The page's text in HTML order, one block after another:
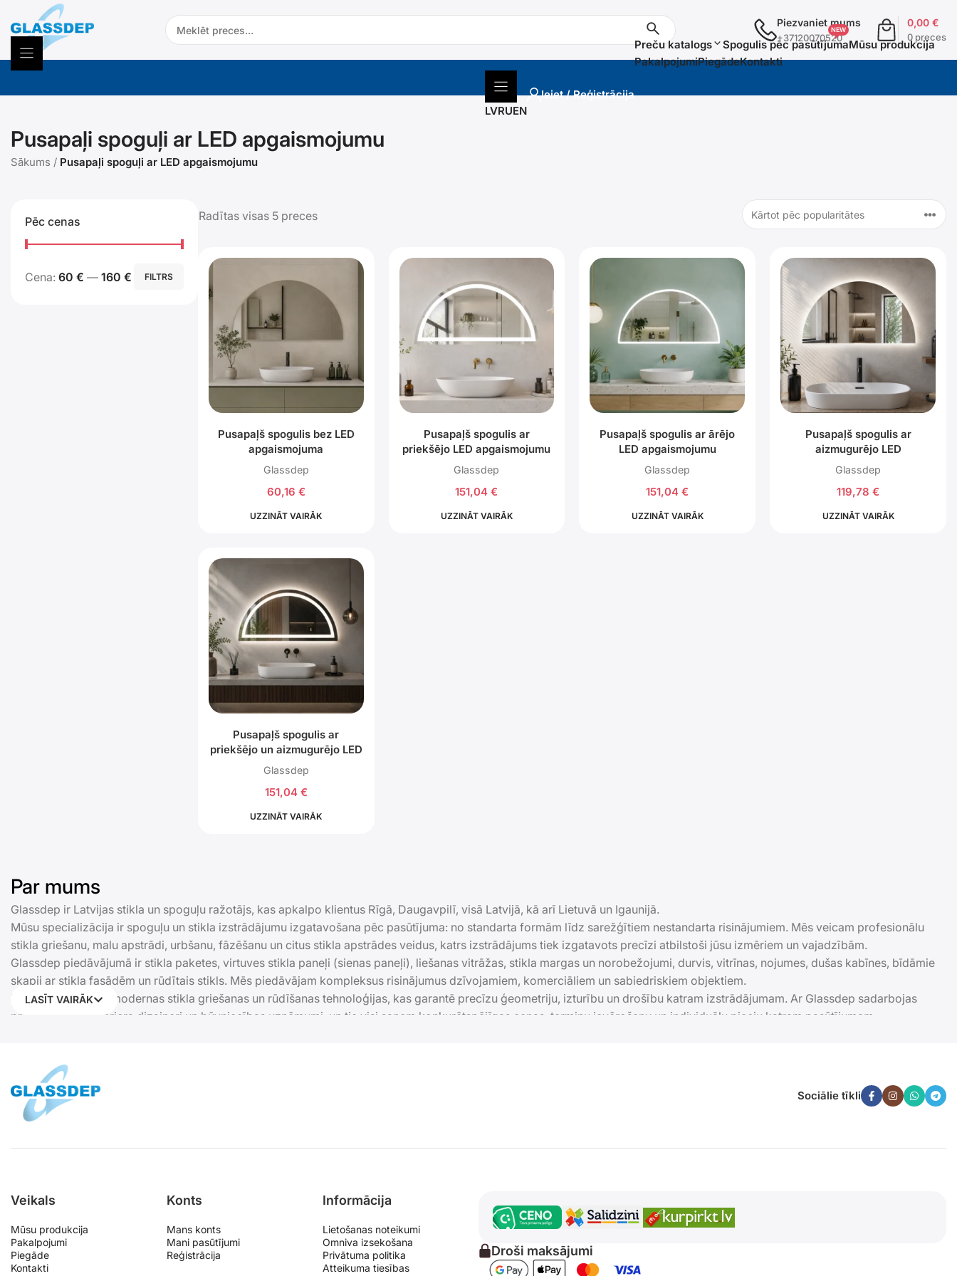
uz
Search: Piezvaniet mums
+37120070520
0,00 €
0 preces
Preču katalogs Spogulis pēc pasūtījumaMūsu produkcija
PakalpojumiPiegādeKontakti
LVRUEN
Ieiet / Reģistrācija
Pusapaļi spoguļi ar LED apgaismojumu
Sākums / Pusapaļi spoguļi ar LED apgaismojumu
Radītas visas 5 preces
Pusapaļš spogulis bez LED
apgaismojuma
Glassdep
60,16 €
UZZINĀT VAIRĀK
Pusapaļš spogulis ar
priekšējo LED apgaismojumu
Glassdep
151,04€
UZZINĀT VAIRĀK
Pusapaļš spogulis ar ārējo
LED apgaismojumu
Glassdep
151,04€
UZZINĀT VAIRĀK
Pusapaļš spogulis ar
aizmugurējo LED
apgaismojumu
Glassdep
119,78€
UZZINĀT VAIRĀK
Pusapaļš spogulis ar
priekšējo un aizmugurējo LED
apgaismojumu
Glassdep
151,04 €
UZZINĀT VAIRĀK
Pēc cenas
Min.
Maks.
FILTRS
Cena: 60 € — 160 €
Par mums
Glassdep ir Latvijas stikla un spoguļu ražotājs, kas apkalpo klientus Rīgā, Daugavpilī, visā Latvijā, kā arī Lietuvā un Igaunijā.
Mūsu specializācija ir spoguļu un stikla izstrādājumu izgatavošana pēc pasūtījuma: no standarta formām līdz sarežģītiem nestandarta risinājumiem. Mēs veicam profesionālu
stikla griešanu, malu apstrādi, urbšanu, fāzēšanu un citus stikla apstrādes veidus, katrs izstrādājums tiek izgatavots precīzi atbilstoši jūsu izmēriem un vajadzībām.
Glassdep piedāvājumā ir stikla paketes, virtuves stikla paneļi (sienas paneļi), liešanas vitrāžas, stikla margas un norobežojumi, durvis, vitrīnas, nojumes, dušas kabīnes, bīdāmie
skapji ar stikla fasādēm un rūdītais stikls. Mēs piedāvājam kompleksus risinājumus dzīvojamiem, komerciāliem un sabiedriskiem objektiem.
Darbā izmantojam modernas stikla griešanas un rūdīšanas tehnoloģijas, kas garantē precīzu ģeometriju, izturību un drošību katram izstrādājumam. Ar Glassdep sadarbojas
privātie klienti, interjera dizaineri un būvniecības uzņēmumi, un tie visi saņem konkurētspējīgas cenas, termiņu ievērošanu un individuālu pieeju katram pasūtījumam.
LASĪT VAIRĀK
Sociālie tīkli
Veikals
Mūsu produkcija
Pakalpojumi
Piegāde
Kontakti
Konts
Mans konts
Mani pasūtījumi
Reģistrācija
Informācija
Lietošanas noteikumi
Omniva izsekošana
Privātuma politika
Atteikuma tiesības
Droši maksājumi